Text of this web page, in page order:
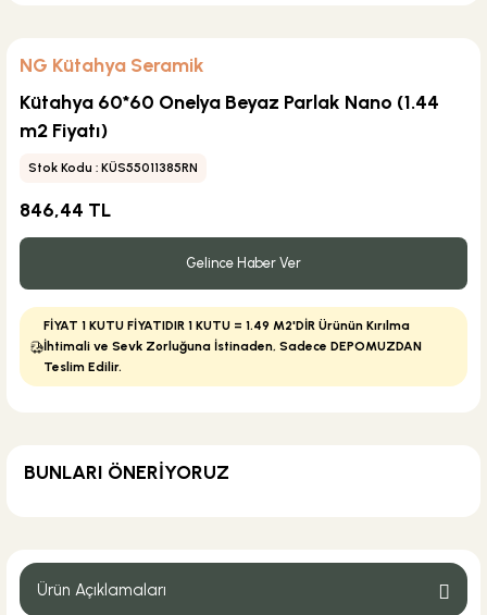
NG Kütahya Seramik
Kütahya 60*60 Onelya Beyaz Parlak Nano (1.44
m2 Fiyatı)
Stok Kodu : KÜS55011385RN
846,44 TL
Gelince Haber Ver
FİYAT 1 KUTU FİYATIDIR 1 KUTU = 1.49 M2'DİR Ürünün Kırılma
İhtimali ve Sevk Zorluğuna İstinaden, Sadece DEPOMUZDAN
Teslim Edilir.
BUNLARI ÖNERİYORUZ
Ürün Açıklamaları